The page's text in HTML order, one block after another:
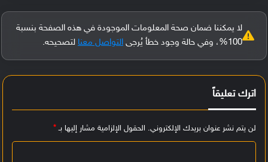
لا يمكننا ضمان صحة المعلومات الموجودة في هذه الصفحة بنسبة
100%، وفي حالة وجود خطأ يُرجى
التواصل معنا لتصحيحه.
اترك تعليقاً
لن يتم نشر عنوان بريدك الإلكتروني. الحقول الإلزامية مشار إليها بـ*